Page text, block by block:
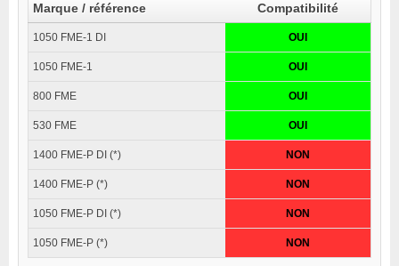
Marque / référence Compatibilité
1050 FME-1 DI OUI
1050 FME-1 OUI
800 FME OUI
530 FME OUI
1400 FME-P DI (*) NON
1400 FME-P (*) NON
1050 FME-P DI (*) NON
1050 FME-P (*) NON